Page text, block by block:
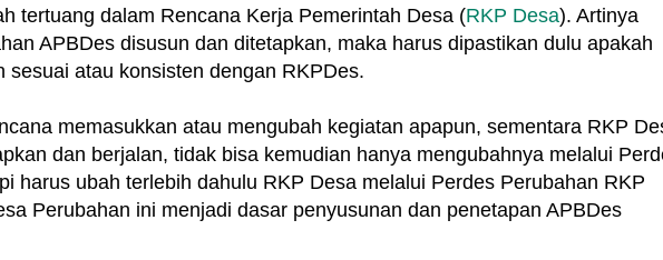
tertuang dalam Rencana Kerja Pemerintah Desa (RKP Desa). Artinya
APBDes disusun dan ditetapkan, maka harus dipastikan dulu apakah
sesuai atau konsisten dengan RKPDes.
memasukkan atau mengubah kegiatan apapun, sementara RKP
dan berjalan, tidak bisa kemudian hanya mengubahnya melalui
harus ubah terlebih dahulu RKP Desa melalui Perdes Perubahan RKP
Perubahan ini menjadi dasar penyusunan dan penetapan APBDes